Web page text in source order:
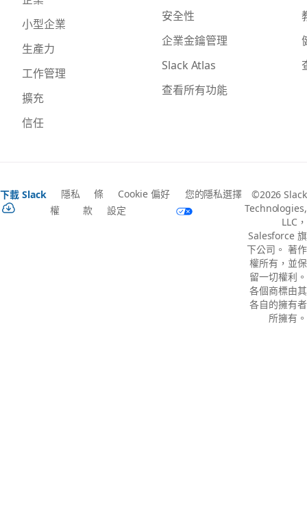
小型企業
生產力
工作管理
擴充
信任
安全性
企業金鑰管理
Slack Atlas
查看所有功能
下載 Slack
隱私
權
條
款
Cookie 偏好
設定
您的隱私選擇
©2026 Slack
Technologies,
LLC，
Salesforce 旗
下公司。 著作
權所有，並保
留一切權利。
各個商標由其
各自的擁有者
所擁有。